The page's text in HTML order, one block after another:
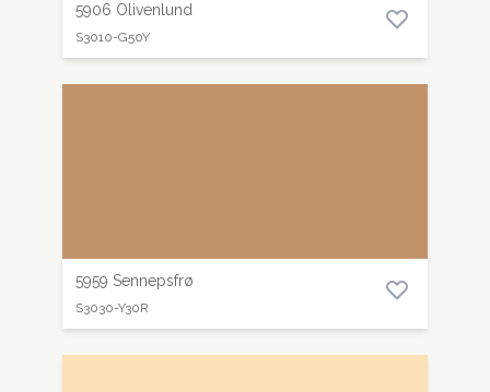
5906 Olivenlund
S3010-G50Y
5959 Sennepsfrø
S3030-Y30R